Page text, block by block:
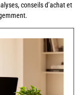
conseils d’achat et